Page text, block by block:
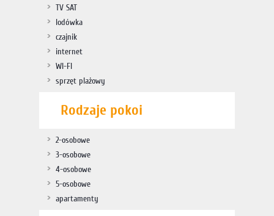
TV SAT
lodówka
czajnik
internet
WI-FI
sprzęt plażowy
Rodzaje pokoi
2-osobowe
3-osobowe
4-osobowe
5-osobowe
apartamenty